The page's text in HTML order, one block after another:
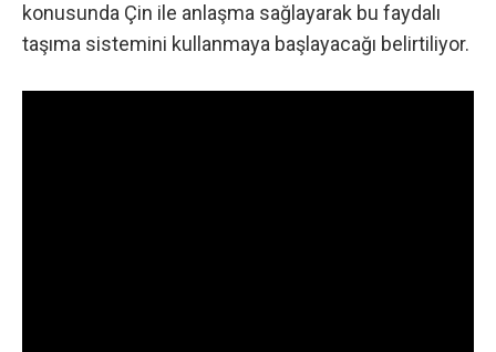
konusunda Çin ile anlaşma sağlayarak bu faydalı
taşıma sistemini kullanmaya başlayacağı belirtiliyor.